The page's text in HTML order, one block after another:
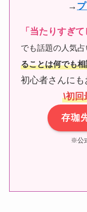
→
「当たりすぎて
でも話題の人気
ることは何でも
初心者さんにも
\初回
存珈
※公